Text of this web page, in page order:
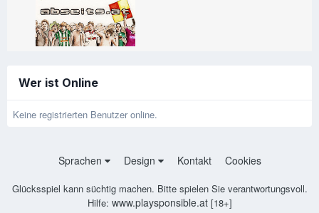
Wer ist Online
Keine registrierten Benutzer online.
Sprachen Design Kontakt Cookies
Glücksspiel kann süchtig machen. Bitte spielen Sie verantwortungsvoll.
Hilfe: www.playsponsible.at[18+]